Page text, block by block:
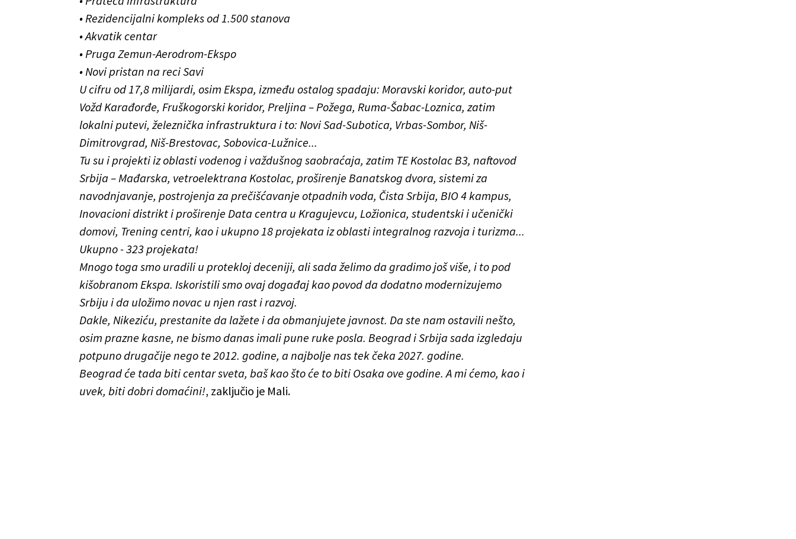
• Rezidencijalni kompleks od 1.500 stanova
• Akvatik centar
• Pruga Zemun-Aerodrom-Ekspo
• Novi pristan na reci Savi
U cifru od 17,8 milijardi, osim Ekspa, između ostalog spadaju: Moravski koridor, auto-put
Vožd Karađorđe, Fruškogorski koridor, Preljina – Požega, Ruma-Šabac-Loznica, zatim
lokalni putevi, železnička infrastruktura i to: Novi Sad-Subotica, Vrbas-Sombor, Niš-
Dimitrovgrad, Niš-Brestovac, Sobovica-Lužnice...
Tu su i projekti iz oblasti vodenog i važdušnog saobraćaja, zatim TE Kostolac B3, naftovod
Srbija – Mađarska, vetroelektrana Kostolac, proširenje Banatskog dvora, sistemi za
navodnjavanje, postrojenja za prečišćavanje otpadnih voda, Čista Srbija, BIO 4 kampus,
Inovacioni distrikt i proširenje Data centra u Kragujevcu, Ložionica, studentski i učenički
domovi, Trening centri, kao i ukupno 18 projekata iz oblasti integralnog razvoja i turizma...
Ukupno - 323 projekata!
Mnogo toga smo uradili u protekloj deceniji, ali sada želimo da gradimo još više, i to pod
kišobranom Ekspa. Iskoristili smo ovaj događaj kao povod da dodatno modernizujemo
Srbiju i da uložimo novac u njen rast i razvoj.
Dakle, Nikeziću, prestanite da lažete i da obmanjujete javnost. Da ste nam ostavili nešto,
osim prazne kasne, ne bismo danas imali pune ruke posla. Beograd i Srbija sada izgledaju
potpuno drugačije nego te 2012. godine, a najbolje nas tek čeka 2027. godine.
Beograd će tada biti centar sveta, baš kao što će to biti Osaka ove godine. A mi ćemo, kao i
uvek, biti dobri domaćini!, zaključio je Mali.